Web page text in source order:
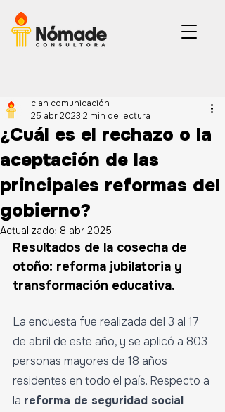
¿Cuál es el rechazo o la
aceptación de las
principales reformas del
gobierno?
clan comunicación
25 abr 2023 2 min de lectura
Actualizado: 8 abr 2025
Resultados de la cosecha de
otoño: reforma jubilatoria y
transformación educativa.
La encuesta fue realizada del 3 al 17
de abril de este año, y se aplicó a 803
personas mayores de 18 años
residentes en todo el país. Respecto a
la reforma de seguridad social